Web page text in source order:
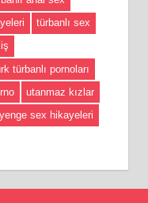
türbanlı sex
türbanlı pornoları
utanmaz kızlar
yenge sex hikayeleri